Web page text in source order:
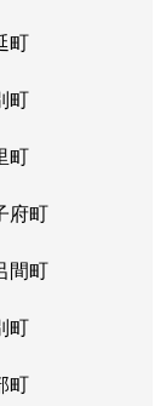
町
町
町
府町
間町
町
町